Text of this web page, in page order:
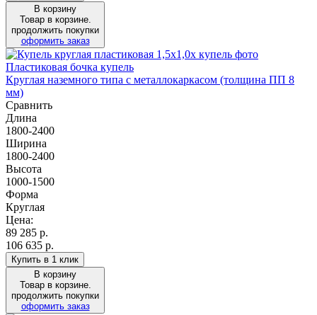
В корзину
Товар в корзине.
продолжить покупки
оформить заказ
Пластиковая бочка купель
Круглая наземного типа с металлокаркасом (толщина ПП 8
мм)
Сравнить
Длина
1800-2400
Ширина
1800-2400
Высота
1000-1500
Форма
Круглая
Цена:
89 285 р.
106 635 р.
Купить в 1 клик
В корзину
Товар в корзине.
продолжить покупки
оформить заказ